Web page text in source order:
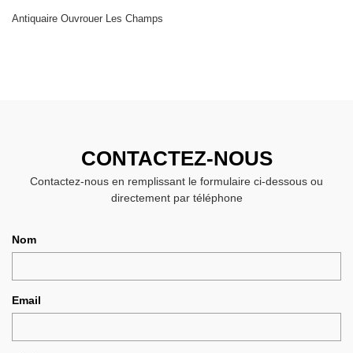
Antiquaire Ouvrouer Les Champs
CONTACTEZ-NOUS
Contactez-nous en remplissant le formulaire ci-dessous ou
directement par téléphone
Nom
Email